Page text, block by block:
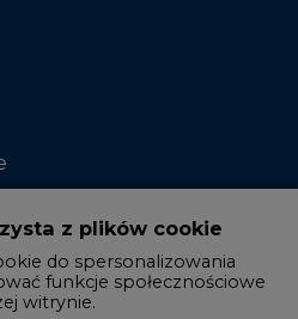
z plików cookie
do spersonalizowania
funkcje społecznościowe
witrynie.